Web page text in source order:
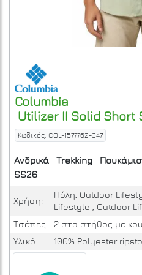
Columbia
Utilizer II Solid Short
Κωδικός: COL-1577762-347
Ανδρικά Trekking
SS26
Χρήση:
Πόλη, Outdoor
Lifestyle , Outdoor
Τσέπες:
2 στο στήθος με
Υλικό:
100% Polyester